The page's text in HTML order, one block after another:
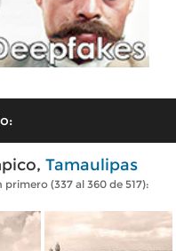
Tamaulipas
(337 al 360 de 517):